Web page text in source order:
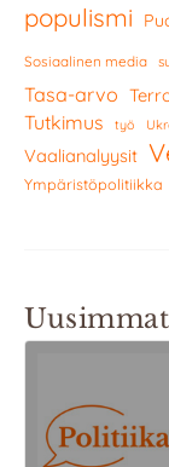
populismi
Sosiaalinen media
Tasa-arvo
Tutkimus työ
Vaalianalyysit
Ympäristöpolitiikka